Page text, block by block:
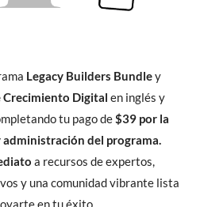
Legacy Builders Bundley
Crecimiento Digital en inglés y
tu pago de$39 por la
del programa.
a recursos de expertos,
y una comunidad vibrante lista
en tu éxito.